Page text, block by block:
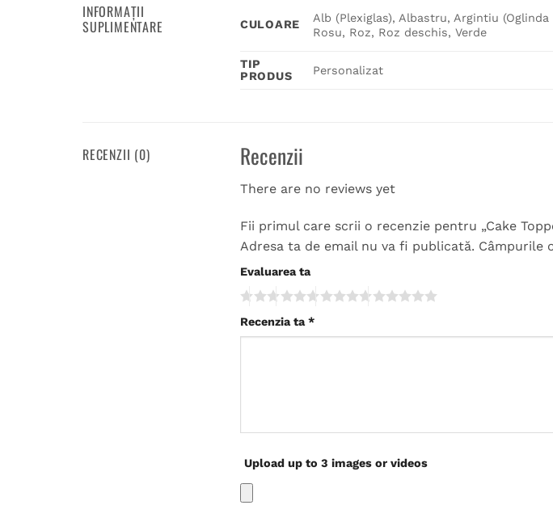
INFORMAȚII
SUPLIMENTARE CULOARE
Alb (Plexiglas), Albastru, Argintiu
Rosu, Roz, Roz deschis, Verde
TIP
PRODUS
Personalizat
RECENZII (0) Recenzii
There are no reviews yet
Fii primul care scrii o recenzie pentru „Cake
Adresa ta de email nu va fi publicată. Câmpurile
Evaluarea ta
Recenzia ta *
Upload up to 3 images or videos